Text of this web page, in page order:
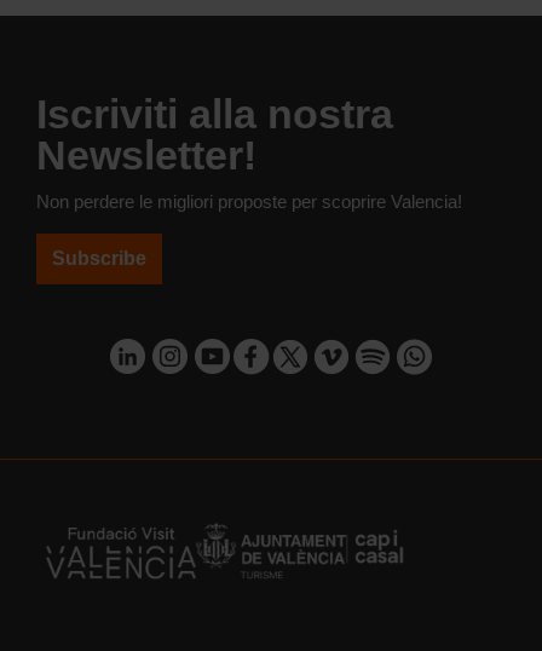
Iscriviti alla nostra
Newsletter!
Non perdere le migliori proposte per scoprire Valencia!
Subscribe